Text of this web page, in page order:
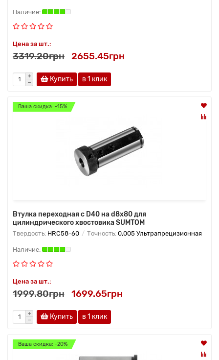
Цена за шт.:
3319.20грн 2655.45грн
Купить в 1 клик
Ваша скидка: -15%
Втулка переходная с D40 на d8х80 для
цилиндрического хвостовика SUMTOM
Твердость: HRC58-60 Точность: 0,005 Ультрапрецизионная
Цена за шт.:
1999.80грн 1699.65грн
Купить в 1 клик
Ваша скидка: -20%